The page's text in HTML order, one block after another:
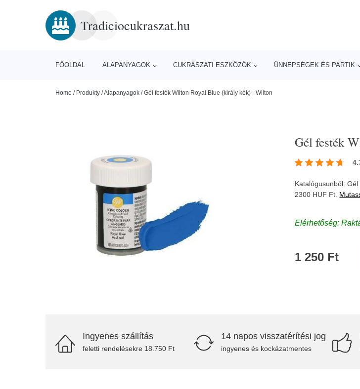
Tradiciocukraszat.hu
FŐOLDAL ALAPANYAGOK CUKRÁSZATI ESZKÖZÖK ÜNNEPSÉGEK ÉS PARTIK
Home / Produkty /Alapanyagok /Gél festék Wilton Royal Blue (király kék) - Wilton
Gél festék
Katalógusunból:
2300 HUF Ft.
Elérhetőség:
1 250 Ft
Ingyenes szállítás
feletti rendelésekre 18.750 Ft
14 napos visszatérítési jog
ingyenes és kockázatmentes